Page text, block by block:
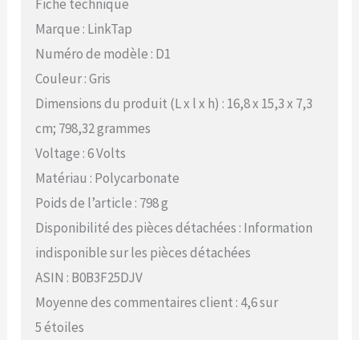
Fiche technique
Marque : LinkTap
Numéro de modèle : D1
Couleur : Gris
Dimensions du produit (L x l x h) : 16,8 x 15,3 x 7,3
cm; 798,32 grammes
Voltage : 6 Volts
Matériau : Polycarbonate
Poids de l’article : 798 g
Disponibilité des pièces détachées : Information
indisponible sur les pièces détachées
ASIN : B0B3F25DJV
Moyenne des commentaires client : 4,6 sur
5 étoiles